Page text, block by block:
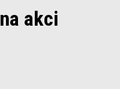
akci